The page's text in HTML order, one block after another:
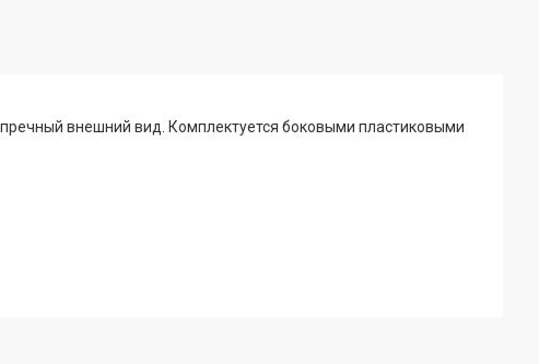
внешний вид. Комплектуется боковыми пластиковыми